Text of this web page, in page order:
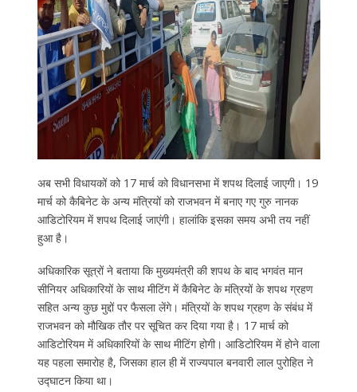
अब सभी विधायकों को 17 मार्च को विधानसभा में शपथ दिलाई जाएगी। 19
मार्च को कैबिनेट के अन्य मंत्रियों को राजभवन में बनाए गए गुरु नानक
आडिटोरियम में शपथ दिलाई जाएंगी। हालांकि इसका समय अभी तय नहीं
हुआ है।
अधिकारिक सूत्रों ने बताया कि मुख्यमंत्री की शपथ के बाद भगवंत मान
सीनियर अधिकारियों के साथ मीटिंग में कैबिनेट के मंत्रियों के शपथ ग्रहण
सहित अन्‍य कुछ मुद्दों पर फैसला लेंगे। मंत्रियों के शपथ ग्रहण के संबंध में
राजभवन को मौखिक तौर पर सूचित कर दिया गया है। 17 मार्च को
आडिटोरियम में अधिकारियों के साथ मीटिंग होगी। आडिटोरियम में होने वाला
यह पहला समारोह है, जिसका हाल ही में राज्यपाल बनवारी लाल पुरोहित ने
उद्घाटन किया था।